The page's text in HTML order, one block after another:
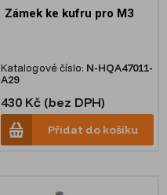
Zámek ke kufru pro M3
Katalogové číslo: N-HQA47011-
A29
430 Kč (bez DPH)
Přidat do košíku